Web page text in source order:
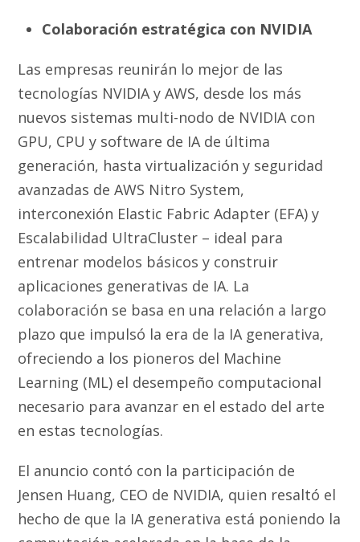
Colaboración estratégica con NVIDIA
Las empresas reunirán lo mejor de las
tecnologías NVIDIA y AWS, desde los más
nuevos sistemas multi-nodo de NVIDIA con
GPU, CPU y software de IA de última
generación, hasta virtualización y seguridad
avanzadas de AWS Nitro System,
interconexión Elastic Fabric Adapter (EFA) y
Escalabilidad UltraCluster – ideal para
entrenar modelos básicos y construir
aplicaciones generativas de IA. La
colaboración se basa en una relación a largo
plazo que impulsó la era de la IA generativa,
ofreciendo a los pioneros del Machine
Learning (ML) el desempeño computacional
necesario para avanzar en el estado del arte
en estas tecnologías.
El anuncio contó con la participación de
Jensen Huang, CEO de NVIDIA, quien resaltó el
hecho de que la IA generativa está poniendo la